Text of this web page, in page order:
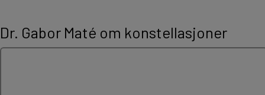
Dr. Gabor Maté om konstellasjoner